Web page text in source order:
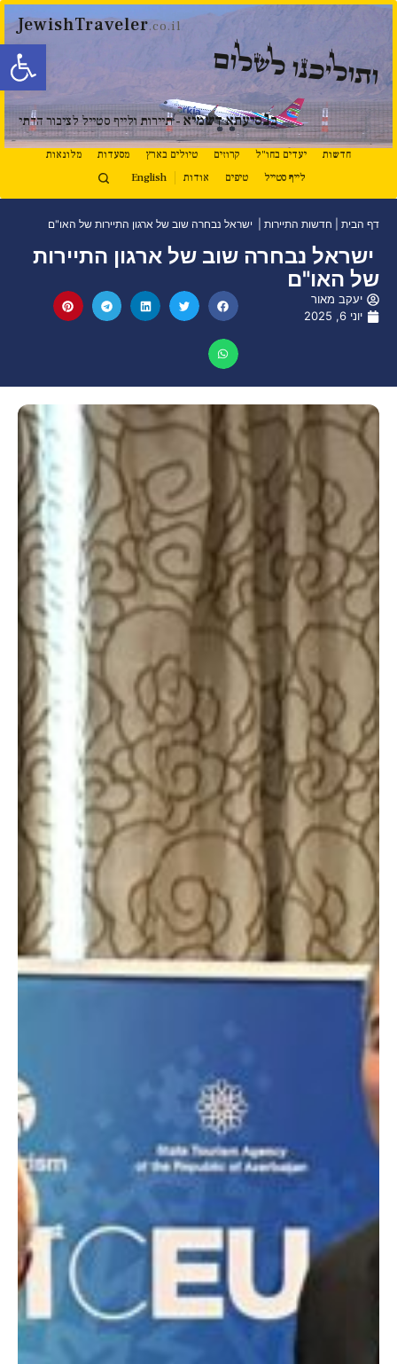
פתח
JewishTraveler.co.il
ותוליכנו לשלום
בנסיעתא דשמיא- תיירות ולייף סטייל לציבור הדתי
חדשות יעדים בחו"ל קרוזים טיולים בארץ מסעדות
מלונאות
לייף סטייל
טיפים אודות English
דף הבית חדשות התיירות ישראל נבחרה שוב של ארגון התיירות של האו"ם
ישראל נבחרה שוב של ארגון התיירות
של האו"ם
יעקב מאור
יוני 6, 2025